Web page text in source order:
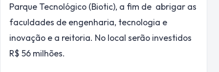
Parque Tecnológico (Biotic), a fim de abrigar as
faculdades de engenharia, tecnologia e
inovação e a reitoria. No local serão investidos
R$ 56 milhões.